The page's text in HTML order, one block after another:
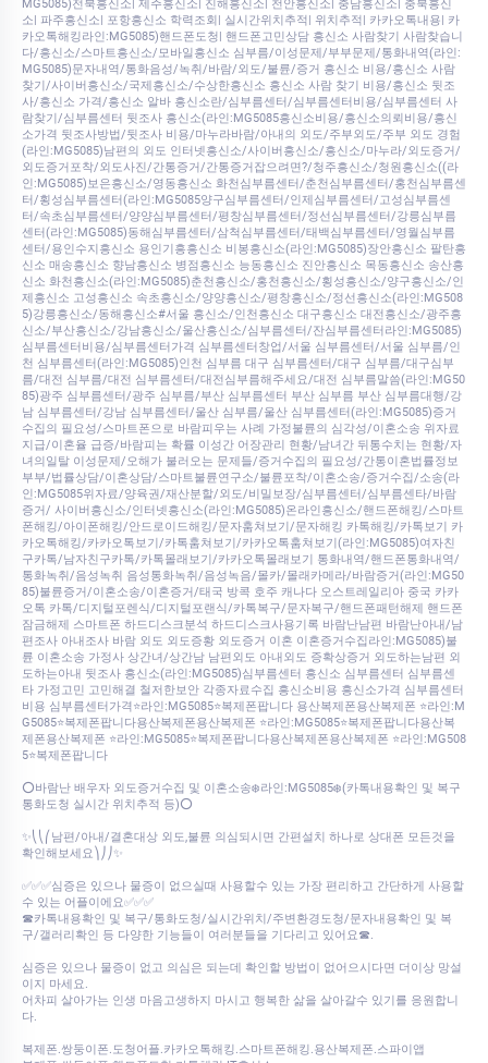
MG5085)전북흥신소| 제주흥신소| 진해흥신소| 천안흥신소| 충남흥신소| 충북흥신
소| 파주흥신소| 포항흥신소 학력조회| 실시간위치추적| 위치추적| 카카오톡내용| 카
카오톡해킹라인:MG5085)핸드폰도청| 핸드폰고민상담 흥신소 사람찾기 사람찾습니
다/흥신소/스마트흥신소/모바일흥신소 심부름/이성문제/부부문제/통화내역(라인:
MG5085)문자내역/통화음성/녹취/바람/외도/불륜/증거 흥신소 비용/흥신소 사람
찾기/사이버흥신소/국제흥신소/수상한흥신소 흥신소 사람 찾기 비용/흥신소 뒷조
사/흥신소 가격/흥신소 알바 흥신소란/심부름센터/심부름센터비용/심부름센터 사
람찾기/심부름센터 뒷조사 흥신소(라인:MG5085흥신소비용/흥신소의뢰비용/흥신
소가격 뒷조사방법/뒷조사 비용/마누라바람/아내의 외도/주부외도/주부 외도 경험
(라인:MG5085)남편의 외도 인터넷흥신소/사이버흥신소/흥신소/마누라/외도증거/
외도증거포착/외도사진/간통증거/간통증거잡으려면?/청주흥신소/청원흥신소((라
인:MG5085)보은흥신소/영동흥신소 화천심부름센터/춘천심부름센터/홍천심부름센
터/횡성심부름센터(라인:MG5085양구심부름센터/인제심부름센터/고성심부름센
터/속초심부름센터/양양심부름센터/평창심부름센터/정선심부름센터/강릉심부름
센터(라인:MG5085)동해심부름센터/삼척심부름센터/태백심부름센터/영월심부름
센터/용인수지흥신소 용인기흥흥신소 비봉흥신소(라인:MG5085)장안흥신소 팔탄흥
신소 매송흥신소 향남흥신소 병점흥신소 능동흥신소 진안흥신소 목동흥신소 송산흥
신소 화천흥신소(라인:MG5085)춘천흥신소/홍천흥신소/횡성흥신소/양구흥신소/인
제흥신소 고성흥신소 속초흥신소/양양흥신소/평창흥신소/정선흥신소(라인:MG508
5)강릉흥신소/동해흥신소#서울 흥신소/인천흥신소 대구흥신소 대전흥신소/광주흥
신소/부산흥신소/강남흥신소/울산흥신소/심부름센터/잔심부름센터라인:MG5085)
심부름센터비용/심부름센터가격 심부름센터창업/서울 심부름센터/서울 심부름/인
천 심부름센터(라인:MG5085)인천 심부름 대구 심부름센터/대구 심부름/대구심부
름/대전 심부름/대전 심부름센터/대전심부름해주세요/대전 심부름말씀(라인:MG50
85)광주 심부름센터/광주 심부름/부산 심부름센터 부산 심부름 부산 심부름대행/강
남 심부름센터/강남 심부름센터/울산 심부름/울산 심부름센터(라인:MG5085)증거
수집의 필요성/스마트폰으로 바람피우는 사례 가정불륜의 심각성/이혼소송 위자료
지급/이혼율 급증/바람피는 확률 이성간 어장관리 현황/남녀간 뒤통수치는 현황/자
녀의일탈 이성문제/오해가 불러오는 문제들/증거수집의 필요성/간통이혼법률정보
부부/법률상담/이혼상담/스마트불륜연구소/불륜포착/이혼소송/증거수집/소송(라
인:MG5085위자료/양육권/재산분할/외도/비밀보장/심부름센터/심부름센타/바람
증거/ 사이버흥신소/인터넷흥신소(라인:MG5085)온라인흥신소/핸드폰해킹/스마트
폰해킹/아이폰해킹/안드로이드해킹/문자훔쳐보기/문자해킹 카톡해킹/카톡보기 카
카오톡해킹/카카오톡보기/카톡훔쳐보기/카카오톡훔쳐보기(라인:MG5085)여자친
구카톡/남자친구카톡/카톡몰래보기/카카오톡몰래보기 통화내역/핸드폰통화내역/
통화녹취/음성녹취 음성통화녹취/음성녹음/몰카/몰래카메라/바람증거(라인:MG50
85)불륜증거/이혼소송/이혼증거/태국 방콕 호주 캐나다 오스트레일리아 중국 카카
오톡 카톡/디지털포렌식/디지털포랜식/카톡복구/문자복구/핸드폰패턴해제 핸드폰
잠금해제 스마트폰 하드디스크분석 하드디스크사용기록 바람난남편 바람난아내/남
편조사 아내조사 바람 외도 외도증황 외도증거 이혼 이혼증거수집라인:MG5085)불
륜 이혼소송 가정사 상간녀/상간남 남편외도 아내외도 증확상증거 외도하는남편 외
도하는아내 뒷조사 흥신소(라인:MG5085)심부름센터 흥신소 심부름센터 심부름센
타 가정고민 고민해결 철저한보안 각종자료수집 흥신소비용 흥신소가격 심부름센터
비용 심부름센터가격⭐라인:MG5085⭐복제폰팝니다 용산복제폰용산복제폰 ⭐라인:M
G5085⭐복제폰팝니다용산복제폰용산복제폰 ⭐라인:MG5085⭐복제폰팝니다용산복
제폰용산복제폰 ⭐라인:MG5085⭐복제폰팝니다용산복제폰용산복제폰 ⭐라인:MG508
5⭐복제폰팝니다
⭕바람난 배우자 외도증거수집 및 이혼소송❄️라인:MG5085❄️(카톡내용확인 및 복구
통화도청 실시간 위치추적 등)⭕
✨⎝⎝⎛남편/아내/결혼대상 외도,불륜 의심되시면 간편설치 하나로 상대폰 모든것을
확인해보세요⎞⎠⎠✨
✅✅✅심증은 있으나 물증이 없으실때 사용할수 있는 가장 편리하고 간단하게 사용할
수 있는 어플이에요✅✅✅
☎카톡내용확인 및 복구/통화도청/실시간위치/주변환경도청/문자내용확인 및 복
구/갤러리확인 등 다양한 기능들이 여러분들을 기다리고 있어요☎.
심증은 있으나 물증이 없고 의심은 되는데 확인할 방법이 없어으시다면 더이상 망설
이지 마세요.
어차피 살아가는 인생 마음고생하지 마시고 행복한 삶을 살아갈수 있기를 응원합니
다.
복제폰.쌍둥이폰.도청어플.카카오톡해킹.스마트폰해킹.용산복제폰.스파이앱